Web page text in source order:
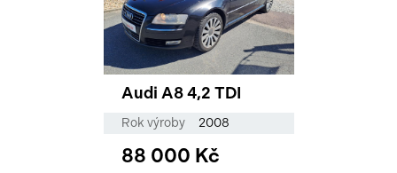
Audi A8 4,2 TDI
Rok výroby 2008
88 000 Kč